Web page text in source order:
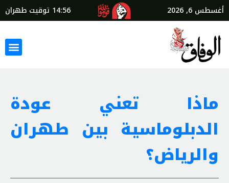
أغسطس 6, 2026 14:56 توقيت طهران
ماذا تعني عودة
الدبلوماسية بين طهران
والرياض؟